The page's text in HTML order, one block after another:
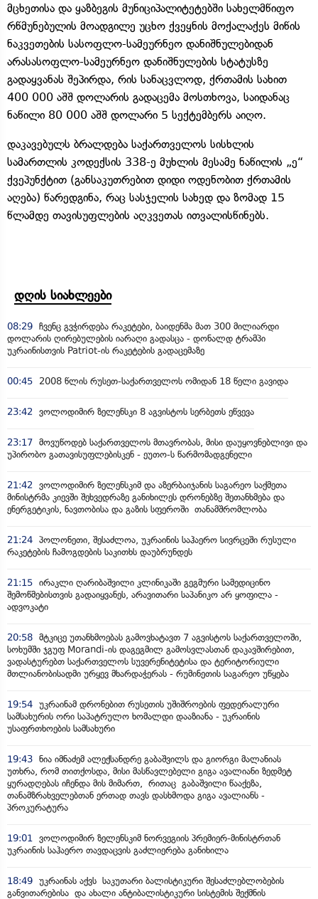
მცხეთისა და ყაზბეგის მუნიციპალიტეტებში სახელმწიფო
რწმუნებულის მოადგილე უცხო ქვეყნის მოქალაქეს მიწის
ნაკვეთების სასოფლო-სამეურნეო დანიშნულებიდან
არასასოფლო-სამეურნეო დანიშნულების სტატუსზე
გადაყვანას შეპირდა, რის სანაცვლოდ, ქრთამის სახით
400 000 აშშ დოლარის გადაცემა მოსთხოვა, საიდანაც
ნაწილი 80 000 აშშ დოლარი 5 სექტემბერს აიღო.
დაკავებულს ბრალდება საქართველოს სისხლის
სამართლის კოდექსის 338-ე მუხლის მესამე ნაწილის „ე“
ქვეპუნქტით (განსაკუთრებით დიდი ოდენობით ქრთამის
აღება) წარედგინა, რაც სასჯელის სახედ და ზომად 15
წლამდე თავისუფლების აღკვეთას ითვალისწინებს.
დღის სიახლეები
08:29 ჩვენც გვჭირდება რაკეტები, ბაიდენმა მათ 300 მილიარდი
დოლარის ღირებულების იარაღი გადასცა - დონალდ ტრამპი
უკრაინისთვის Patriot-ის რაკეტების გადაცემაზე
00:45 2008 წლის რუსეთ-საქართველოს ომიდან 18 წელი გავიდა
23:42 ვოლოდიმირ ზელენსკი 8 აგვისტოს სერბეთს ეწვევა
23:17 მოვუწოდებ საქართველოს მთავრობას, მისი დაუყოვნებლივი და
უპირობო გათავისუფლებისკენ - ეუთო-ს წარმომადგენელი
21:42
ვოლოდიმირ ზელენსკიმ და აზერბაიჯანის საგარეო საქმეთა
მინისტრმა კიევში შეხვედრაზე განიხილეს დრონებზე შეთანხმება და
ენერგეტიკის, ნავთობისა და გაზის სფეროში თანამშრომლობა
21:24 პოლონეთი, შესაძლოა, უკრაინის საჰაერო სივრცეში რუსული
რაკეტების ჩამოგდების საკითხს დაუბრუნდეს
21:15 ირაკლი ღარიბაშვილი კლინიკაში გეგმური სამედიცინო
შემოწმებისთვის გადაიყვანეს, არავითარი საპანიკო არ ყოფილა -
ადვოკატი
20:58 მტკიცე უთანხმოებას გამოვხატავთ 7 აგვისტოს საქართველოში,
სოხუმში ჯგუფ Morandi-ის დაგეგმილ გამოსვლასთან დაკავშირებით,
ვადასტურებთ საქართველოს სუვერენიტეტისა და ტერიტორიული
მთლიანობისადმი ურყევ მხარდაჭერას - რუმინეთის საგარეო უწყება
19:54 უკრაინამ დრონებით რუსეთის უშიშროების ფედერალური
სამსახურის ორი საპატრულო ხომალდი დააზიანა - უკრაინის
უსაფრთხოების სამსახური
19:43 ნია იმნაძემ ალექსანდრე გაბაშვილს და გიორგი მალანიას
უთხრა, რომ თითქოსდა, მისი მასწავლებელი გიგა ავალიანი ზედმეტ
ყურადღებას იჩენდა მის მიმართ, რითაც გაბაშვილი წააქეზა,
თანამზრახველებთან ერთად თავს დასხმოდა გიგა ავალიანს -
პროკურატურა
19:01
ვოლოდიმირ ზელენსკიმ ნორვეგიის პრემიერ-მინისტრთან
უკრაინის საჰაერო თავდაცვის გაძლიერება განიხილა
18:49 უკრაინას აქვს საკუთარი ბალისტიკური შესაძლებლობების
განვითარებისა და ახალი ანტიბალისტიკური სისტემის შექმნის